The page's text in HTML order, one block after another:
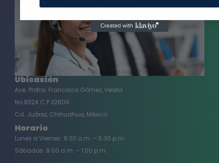
Ubicación
Ave. Profra. Francisca Gómez, Veleta
No.8324 C.P 32606
Cd. Juárez, Chihuahua, México
Horario
Lunes a Viernes: 8:30 a.m. – 5:30 p.m.
Sábados: 9:00 a.m. – 1:00 p.m.